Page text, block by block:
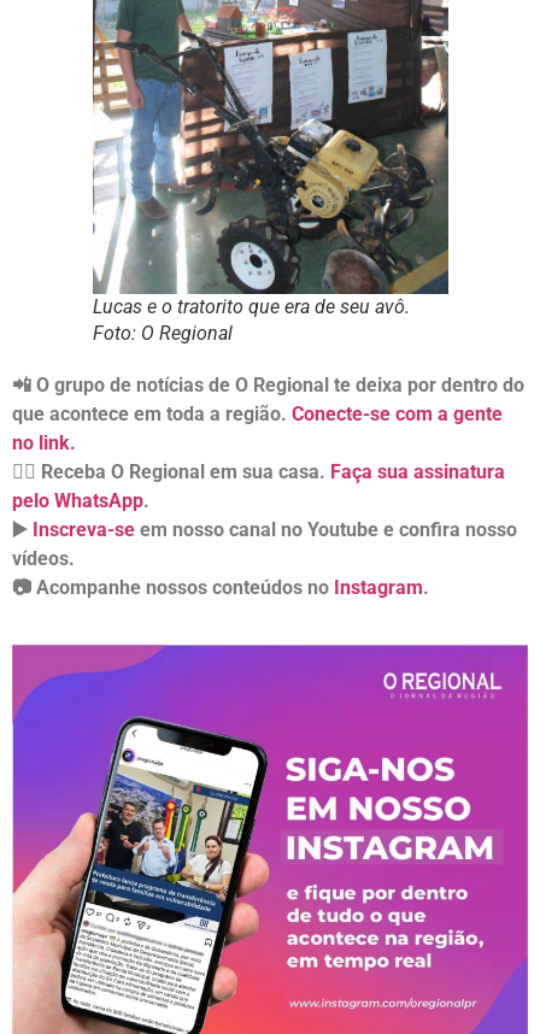
Lucas e o tratorito que era de seu avô.
Foto: O Regional
📲 O grupo de notícias de O Regional te deixa por dentro do
que acontece em toda a região. Conecte-se com a gente
no link.
👉🏻 Receba O Regional em sua casa. Faça sua assinatura
pelo WhatsApp.
▶️ Inscreva-se em nosso canal no Youtube e confira nosso
vídeos.
📷 Acompanhe nossos conteúdos no Instagram.